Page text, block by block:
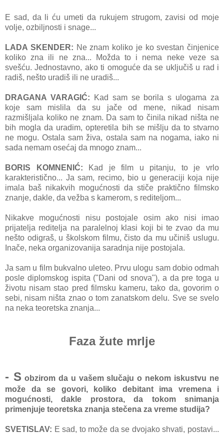
E sad, da li ću umeti da rukujem strugom, zavisi od moje
volje, ozbiljnosti i snage...
LADA SKENDER: Ne znam koliko je ko svestan činjenice
koliko zna ili ne zna... Možda to i nema neke veze sa
svešću. Jednostavno, ako ti omoguće da se uključiš u rad i
radiš, nešto uradiš ili ne uradiš...
DRAGANA VARAGIĆ: Kad sam se borila s ulogama za
koje sam mislila da su jače od mene, nikad nisam
razmišljala koliko ne znam. Da sam to činila nikad ništa ne
bih mogla da uradim, opteretila bih se mišlju da to stvarno
ne mogu. Ostala sam živa, ostala sam na nogama, iako ni
sada nemam osećaj da mnogo znam...
BORIS KOMNENIĆ: Kad je film u pitanju, to je vrlo
karakteristično... Ja sam, recimo, bio u generaciji koja nije
imala baš nikakvih mogućnosti da stiče praktično filmsko
znanje, dakle, da vežba s kamerom, s rediteljom...
Nikakve mogućnosti nisu postojale osim ako nisi imao
prijatelja reditelja na paralelnoj klasi koji bi te zvao da mu
nešto odigraš, u školskom filmu, čisto da mu učiniš uslugu.
Inače, neka organizovanija saradnja nije postojala.
Ja sam u film bukvalno uleteo. Prvu ulogu sam dobio odmah
posle diplomskog ispita ("Dani od snova"), a da pre toga u
životu nisam stao pred filmsku kameru, tako da, govorim o
sebi, nisam ništa znao o tom zanatskom delu. Sve se svelo
na neka teoretska znanja...
Faza žute mrlje
- S obzirom da u vašem slučaju o nekom iskustvu ne
može da se govori, koliko debitant ima vremena i
mogućnosti, dakle prostora, da tokom snimanja
primenjuje teoretska znanja stečena za vreme studija?
SVETISLAV: E sad, to može da se dvojako shvati, postavi...